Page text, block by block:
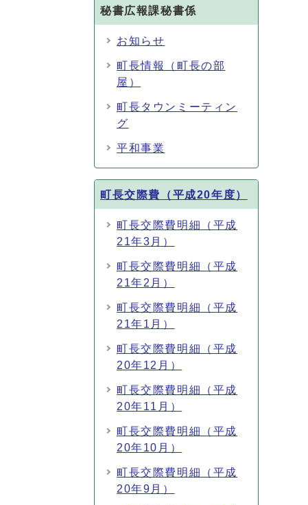
秘書広報課秘書係
お知らせ
町長情報（町長の部
屋）
町長タウンミーティン
グ
平和事業
町長交際費（平成20年度）
町長交際費明細（平成
21年3月）
町長交際費明細（平成
21年2月）
町長交際費明細（平成
21年1月）
町長交際費明細（平成
20年12月）
町長交際費明細（平成
20年11月）
町長交際費明細（平成
20年10月）
町長交際費明細（平成
20年9月）